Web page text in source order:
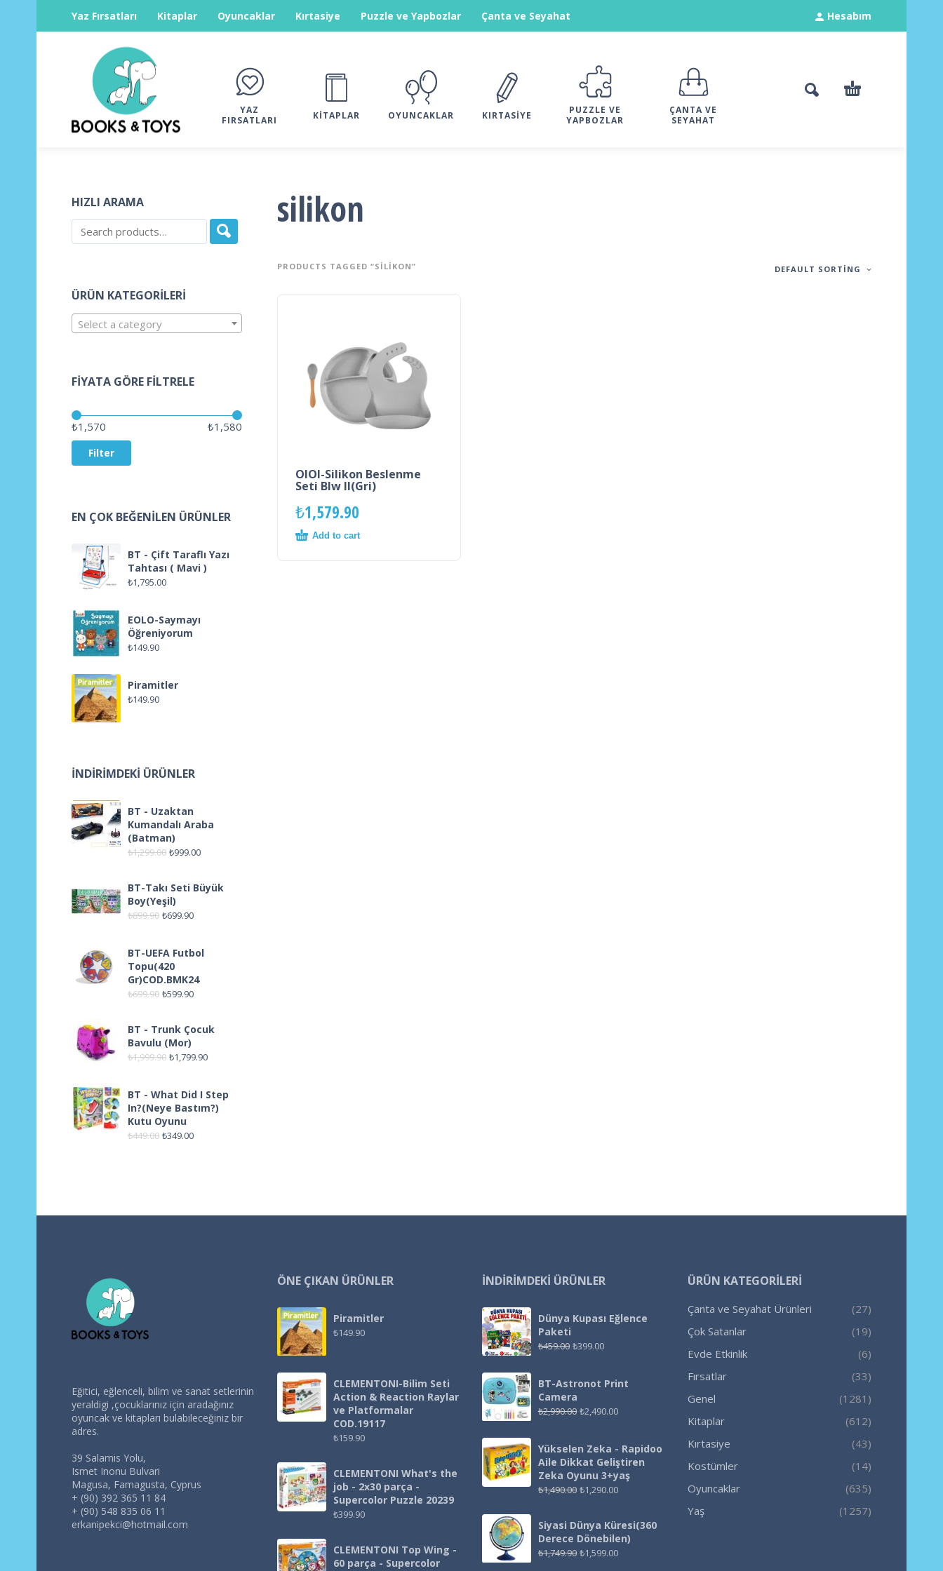
Hesabım
Yaz Fırsatları Kitaplar Oyuncaklar Kırtasiye Puzzle ve Yapbozlar Çanta ve Seyahat
YAZ
FIRSATLARI
KITAPLAR OYUNCAKLAR KIRTASIYE
PUZZLE VE
YAPBOZLAR
ÇANTA VE
SEYAHAT
HIZLI ARAMA
ÜRÜN KATEGORILERI
Select a category
FIYATA GÖRE FILTRELE
Filter
₺1,570 ₺1,580
EN ÇOK BEĞENILEN ÜRÜNLER
BT - Çift Taraflı Yazı
Tahtası ( Mavi )
₺1,795.00
EOLO-Saymayı
Öğreniyorum
₺149.90
Piramitler
₺149.90
İNDIRIMDEKI ÜRÜNLER
BT - Uzaktan
Kumandalı Araba
(Batman)
₺1,299.00 ₺999.00
BT-Takı Seti Büyük
Boy(Yeşil)
₺899.90 ₺699.90
BT-UEFA Futbol
Topu(420
Gr)COD.BMK24
₺699.90 ₺599.90
BT - Trunk Çocuk
Bavulu (Mor)
₺1,999.90 ₺1,799.90
BT - What Did I Step
In?(Neye Bastım?)
Kutu Oyunu
₺449.00 ₺349.00
silikon
PRODUCTS TAGGED “SILIKON” DEFAULT SORTING
OIOI-Silikon Beslenme
Seti Blw II(Gri)
₺1,579.90
Add to cart
Eğitici, eğlenceli, bilim ve sanat setlerinin
yeraldigi ,çocuklarınız için aradağınız
oyuncak ve kitapları bulabileceğiniz bir
adres.
39 Salamis Yolu,
Ismet Inonu Bulvari
Magusa, Famagusta, Cyprus
+ (90) 392 365 11 84
+ (90) 548 835 06 11
erkanipekci@hotmail.com
ÖNE ÇIKAN ÜRÜNLER
Piramitler
₺149.90
CLEMENTONI-Bilim Seti
Action & Reaction Raylar
ve Platformalar
COD.19117
₺159.90
CLEMENTONI What's the
job - 2x30 parça -
Supercolor Puzzle 20239
₺399.90
CLEMENTONI Top Wing -
60 parça - Supercolor
İNDIRIMDEKI ÜRÜNLER
Dünya Kupası Eğlence
Paketi
₺459.00 ₺399.00
BT-Astronot Print
Camera
₺2,990.00 ₺2,490.00
Yükselen Zeka - Rapidoo
Aile Dikkat Geliştiren
Zeka Oyunu 3+yaş
₺1,490.00 ₺1,290.00
Siyasi Dünya Küresi(360
Derece Dönebilen)
₺1,749.90 ₺1,599.00
ÜRÜN KATEGORILERI
Çanta ve Seyahat Ürünleri
(27)
Çok Satanlar
(19)
Evde Etkinlik
(6)
Fırsatlar
(33)
Genel
(1281)
Kitaplar
(612)
Kırtasiye
(43)
Kostümler
(14)
Oyuncaklar
(635)
Yaş
(1257)